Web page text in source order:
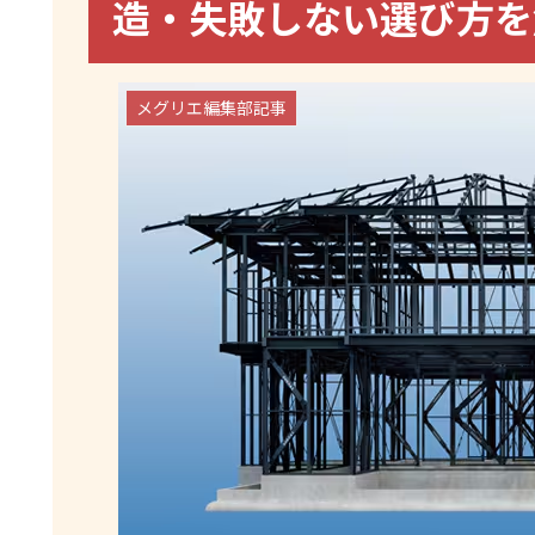
造・失敗しない選び方
メグリエ編集部記事